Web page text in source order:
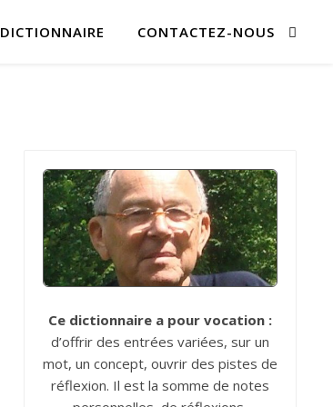
DICTIONNAIRE CONTACTEZ-NOUS
Ce dictionnaire a pour vocation :
d’offrir des entrées variées, sur un
mot, un concept, ouvrir des pistes de
réflexion. Il est la somme de notes